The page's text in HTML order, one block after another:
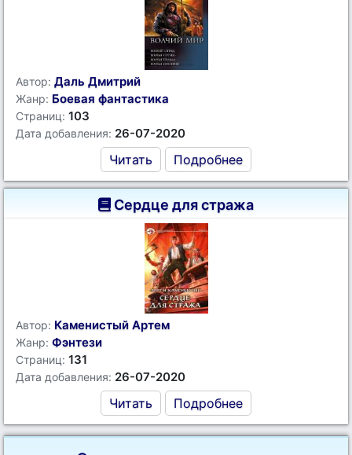
Автор: Даль Дмитрий
Жанр: Боевая фантастика
Страниц: 103
Дата добавления: 26-07-2020
Читать Подробнее
Сердце для стража
Автор: Каменистый Артем
Жанр: Фэнтези
Страниц: 131
Дата добавления: 26-07-2020
Читать Подробнее